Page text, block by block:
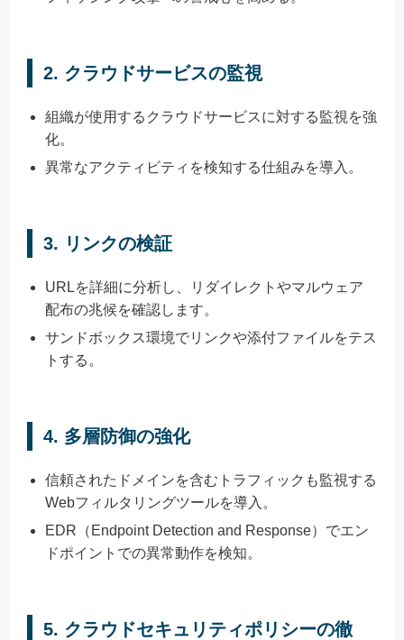
2. クラウドサービスの監視
組織が使用するクラウドサービスに対する監視を強
化。
異常なアクティビティを検知する仕組みを導入。
3. リンクの検証
URLを詳細に分析し、リダイレクトやマルウェア
配布の兆候を確認します。
サンドボックス環境でリンクや添付ファイルをテス
トする。
4. 多層防御の強化
信頼されたドメインを含むトラフィックも監視する
Webフィルタリングツールを導入。
EDR（Endpoint Detection and Response）でエン
ドポイントでの異常動作を検知。
5. クラウドセキュリティポリシーの徹